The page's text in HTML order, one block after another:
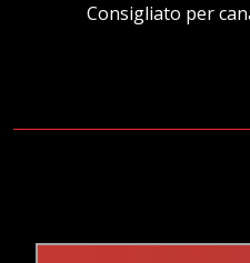
Consigliato per